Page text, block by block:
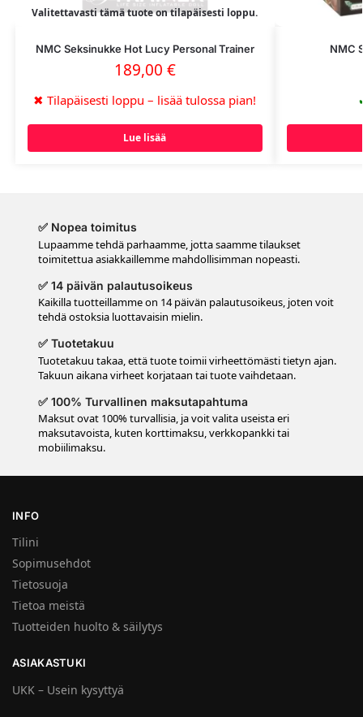
Valitettavasti tämä tuote on tilapäisesti loppu.
NMC Seksinukke Hot Lucy Personal Trainer
189,00 €
✖ Tilapäisesti loppu – lisää tulossa pian!
Lue lisää
NMC
✅ Nopea toimitus
Lupaamme tehdä parhaamme, jotta saamme tilaukset
toimitettua asiakkaillemme mahdollisimman nopeasti.
✅ 14 päivän palautusoikeus
Kaikilla tuotteillamme on 14 päivän palautusoikeus, joten voit
tehdä ostoksia luottavaisin mielin.
✅ Tuotetakuu
Tuotetakuu takaa, että tuote toimii virheettömästi tietyn ajan.
Takuun aikana virheet korjataan tai tuote vaihdetaan.
✅ 100% Turvallinen maksutapahtuma
Maksut ovat 100% turvallisia, ja voit valita useista eri
maksutavoista, kuten korttimaksu, verkkopankki tai
mobiilimaksu.
INFO
Tilini
Sopimusehdot
Tietosuoja
Tietoa meistä
Tuotteiden huolto & säilytys
ASIAKASTUKI
UKK – Usein kysyttyä